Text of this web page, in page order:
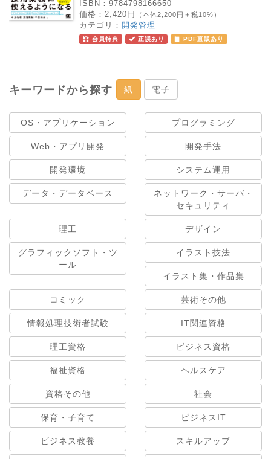
ISBN： 9784798166650
価格： 2,420円 （本体2,200円＋税10%）
カテゴリ： 開発管理
会員特典 正誤あり PDF直販あり
キーワードから探す 紙 電子
OS・アプリケーション プログラミング
Web・アプリ開発 開発手法
開発環境 システム運用
データ・データベース
ネットワーク・サーバ・
セキュリティ
理工 デザイン
グラフィックソフト・ツ
ール
イラスト技法
イラスト集・作品集
コミック 芸術その他
情報処理技術者試験 IT関連資格
理工資格 ビジネス資格
福祉資格 ヘルスケア
資格その他 社会
保育・子育て ビジネスIT
ビジネス教養 スキルアップ